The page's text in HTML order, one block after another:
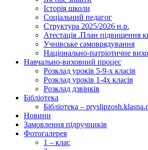
Історія школи
Соціальний педагог
Структура 2025/2026 н.р.
Атестація .План підвищення
Учнівське самоврядування
Національно-патріотичне
Навчально-виховний процес
Розклад уроків 5-9-х класів
Розклад уроків 1-4х класів
Розклад дзвінків
Бібліотека
Бібліотека –
Новини
Замовлення підручників
Фотогалерея
1 – клас